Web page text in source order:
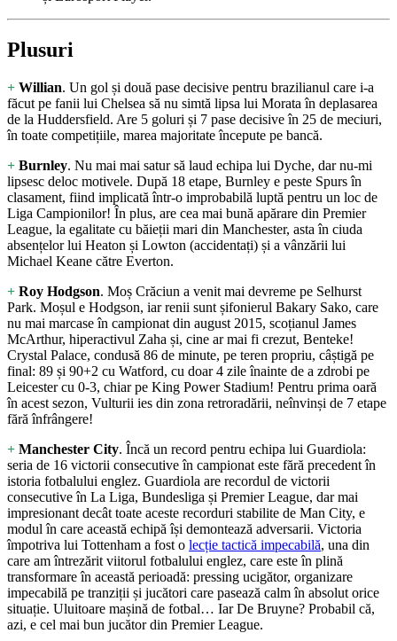
Plusuri
+ Willian. Un gol și două pase decisive pentru brazilianul care i-a
făcut pe fanii lui Chelsea să nu simtă lipsa lui Morata în deplasarea
de la Huddersfield. Are 5 goluri și 7 pase decisive în 25 de meciuri,
în toate competițiile, marea majoritate începute pe bancă.
+ Burnley. Nu mai mai satur să laud echipa lui Dyche, dar nu-mi
lipsesc deloc motivele. După 18 etape, Burnley e peste Spurs în
clasament, fiind implicată într-o improbabilă luptă pentru un loc de
Liga Campionilor! În plus, are cea mai bună apărare din Premier
League, la egalitate cu băieții mari din Manchester, asta în ciuda
absențelor lui Heaton și Lowton (accidentați) și a vânzării lui
Michael Keane către Everton.
+ Roy Hodgson. Moș Crăciun a venit mai devreme pe Selhurst
Park. Moșul e Hodgson, iar renii sunt șifonierul Bakary Sako, care
nu mai marcase în campionat din august 2015, scoțianul James
McArthur, hiperactivul Zaha și, cine ar mai fi crezut, Benteke!
Crystal Palace, condusă 86 de minute, pe teren propriu, câștigă pe
final: 89 și 90+2 cu Watford, cu doar 4 zile înainte de a zdrobi pe
Leicester cu 0-3, chiar pe King Power Stadium! Pentru prima oară
în acest sezon, Vulturii ies din zona retroradării, neînvinși de 7 etape
fără înfrângere!
+ Manchester City. Încă un record pentru echipa lui Guardiola:
seria de 16 victorii consecutive în campionat este fără precedent în
istoria fotbalului englez. Guardiola are recordul de victorii
consecutive în La Liga, Bundesliga și Premier League, dar mai
impresionant decât toate aceste recorduri stabilite de Man City, e
modul în care această echipă își demontează adversarii. Victoria
împotriva lui Tottenham a fost o lecție tactică impecabilă, una din
care am întrezărit viitorul fotbalului englez, care este în plină
transformare în această perioadă: pressing ucigător, organizare
impecabilă pe tranziții și jucători care pasează calm în absolut orice
situație. Uluitoare mașină de fotbal… Iar De Bruyne? Probabil că,
azi, e cel mai bun jucător din Premier League.